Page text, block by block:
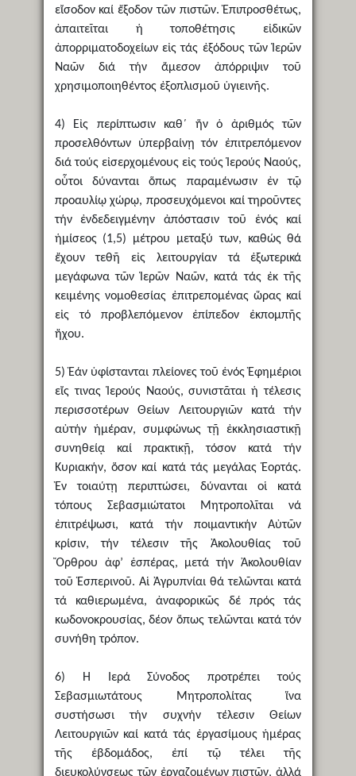
εἴσοδον καί ἔξοδον τῶν πιστῶν. Ἐπιπροσθέτως,
ἀπαιτεῖται ἡ τοποθέτησις εἰδικῶν
ἀπορριματοδοχείων εἰς τάς ἐξόδους τῶν Ἱερῶν
Ναῶν διά τήν ἄμεσον ἀπόρριψιν τοῦ
χρησιμοποιηθέντος ἐξοπλισμοῦ ὑγιεινῆς.
4) Εἰς περίπτωσιν καθ΄ ἥν ὁ ἀριθμός τῶν
προσελθόντων ὑπερβαίνῃ τόν ἐπιτρεπόμενον
διά τούς εἰσερχομένους εἰς τούς Ἱερούς Ναούς,
οὗτοι δύνανται ὅπως παραμένωσιν ἐν τῷ
προαυλίῳ χώρῳ, προσευχόμενοι καί τηροῦντες
τήν ἐνδεδειγμένην ἀπόστασιν τοῦ ἑνός καί
ἡμίσεος (1,5) μέτρου μεταξύ των, καθώς θά
ἔχουν τεθῆ εἰς λειτουργίαν τά ἐξωτερικά
μεγάφωνα τῶν Ἱερῶν Ναῶν, κατά τάς ἐκ τῆς
κειμένης νομοθεσίας ἐπιτρεπομένας ὥρας καί
εἰς τό προβλεπόμενον ἐπίπεδον ἐκπομπῆς
ἤχου.
5) Ἐάν ὑφίστανται πλείονες τοῦ ἑνός Ἐφημέριοι
εἴς τινας Ἱερούς Ναούς, συνιστᾶται ἡ τέλεσις
περισσοτέρων Θείων Λειτουργιῶν κατά τήν
αὐτήν ἡμέραν, συμφώνως τῇ ἐκκλησιαστικῇ
συνηθείᾳ καί πρακτικῇ, τόσον κατά τήν
Κυριακήν, ὅσον καί κατά τάς μεγάλας Ἑορτάς.
Ἐν τοιαύτῃ περιπτώσει, δύνανται οἱ κατά
τόπους Σεβασμιώτατοι Μητροπολῖται νά
ἐπιτρέψωσι, κατά τήν ποιμαντικήν Αὐτῶν
κρίσιν, τήν τέλεσιν τῆς Ἀκολουθίας τοῦ
Ὄρθρου ἀφ’ ἑσπέρας, μετά τήν Ἀκολουθίαν
τοῦ Ἑσπερινοῦ. Αἱ Ἀγρυπνίαι θά τελῶνται κατά
τά καθιερωμένα, ἀναφορικῶς δέ πρός τάς
κωδονοκρουσίας, δέον ὅπως τελῶνται κατά τόν
συνήθη τρόπον.
6) Ἡ Ἱερά Σύνοδος προτρέπει τούς
Σεβασμιωτάτους Μητροπολίτας ἵνα
συστήσωσι τήν συχνήν τέλεσιν Θείων
Λειτουργιῶν καί κατά τάς ἐργασίμους ἡμέρας
τῆς ἑβδομάδος, ἐπί τῷ τέλει τῆς
διευκολύνσεως τῶν ἐργαζομένων πιστῶν, ἀλλά